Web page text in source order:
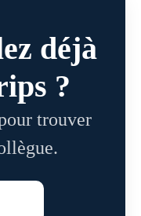
déjà
?
trouver